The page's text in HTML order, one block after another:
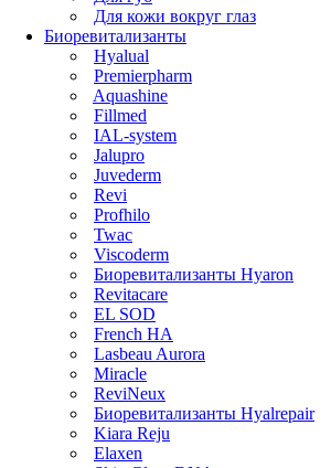
Для кожи вокруг глаз
Биоревитализанты
Hyalual
Premierpharm
Aquashine
Fillmed
IAL-system
Jalupro
Juvederm
Revi
Profhilo
Twac
Viscoderm
Биоревитализанты Hyaron
Revitacare
EL SOD
French HA
Lasbeau Aurora
Miracle
ReviNeux
Биоревитализанты Hyalrepair
Kiara Reju
Elaxen